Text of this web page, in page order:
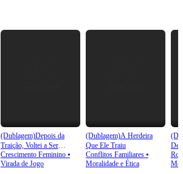
(Dublagem)Depois da
Traição, Voltei a Ser
Herdeira
Crescimento Feminino⦁
Virada de Jogo
(Dublagem)A Herdeira
Que Ele Traiu
Conflitos Familiares⦁
Moralidade e Ética